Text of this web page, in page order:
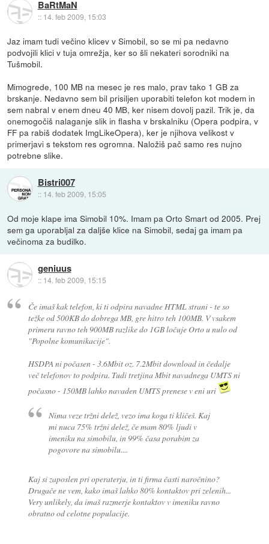
BaRtMaN
:: 14. feb 2009, 15:03
Jaz imam tudi večino klicev v Simobil, so se mi pa nedavno
podvojili klici v tuja omrežja, ker so šli nekateri sorodniki na
Tušmobil.
Mimogrede, 100 MB na mesec je res malo, prav tako 1 GB za
brskanje. Nedavno sem bil prisiljen uporabiti telefon kot modem in
sem nabral v enem dneu 40 MB, ker nisem dovolj pazil. Trik je, da
onemogočiš nalaganje slik in flasha v brskalniku (Opera podpira, v
FF pa rabiš dodatek ImgLikeOpera), ker je njihova velikost v
primerjavi s tekstom res ogromna. Naložiš pač samo res nujno
potrebne slike.
Bistri007
:: 14. feb 2009, 15:05
Od moje klape ima Simobil 10%. Imam pa Orto Smart od 2005. Prej
sem ga uporabljal za daljše klice na Simobil, sedaj ga imam pa
večinoma za budilko.
geniuus
:: 14. feb 2009, 15:15
Če imaš kak telefon, ki ti odpira navadne HTML strani - te so
težke od 500KB do dobrega MB, gre hitro teh 100MB. V vsakem
primeru ravno teh 900MB razlike do 1GB ločuje Orto u nulo od
"Popolne komunikacije".
HSDPA ni počasen - 3.6Mbit oz. 7.2Mbit download in čedalje
več telefonov to podpira. Tudi tretjina Mbit navadnega UMTS ni
počasno - 150MB lahko navaden UMTS prenese v eni uri
Nima veze tržni delež, vezo ima koga ti kličeš. Kaj
mi nuca 75% tržni delež, če mam 80% ljudi v
imeniku na simobilu, in 99% časa porabim za
pogovore na simobilu....
Kaj si zaposlen pri operaterju, in ti firma časti naročnino?
Drugače ne vem, kako imaš lahko 80% kontaktov pri zelenih...
Very unlikely, da imaš razmerje kontaktov v imeniku ravno
obratno od celotne populacije.